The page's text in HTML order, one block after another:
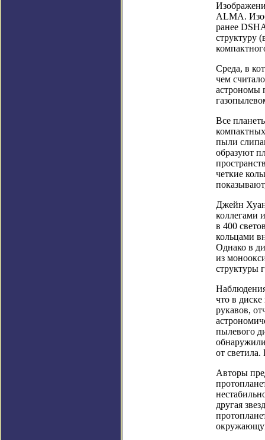
ALMA.
ранее
структуру
Среда, в
чем
астрономы
Все
пыли
образуют
четкие
Джейн Хуан
коллегами
в 400
кольцами
Однако в
из
структуры
что в
рукавов,
пылевого
от
Авторы
другая